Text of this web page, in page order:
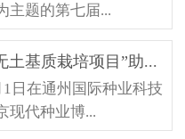
主题的第七届...
土基质栽培项目”助...
日在通州国际种业科技
现代种业博...